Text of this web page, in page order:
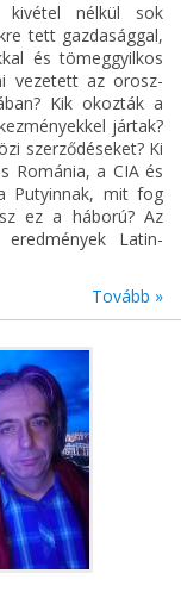
kivétel nélkül sok
tett gazdasággal,
és tömeggyilkos
vezetett az orosz-
Kik okozták a
jártak?
szerződéseket? Ki
Románia, a CIA és
Putyinnak, mit fog
ez a háború? Az
Latin-
Tovább »